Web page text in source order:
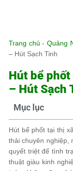
Trang chủ - Quảng
– Hút Sạch Tinh
Hút bể
– Hút Sạch
Mục lục
Hút bể phốt tại thị
thải chuyên nghiệp,
quyết triệt để tình
thuật giàu kinh